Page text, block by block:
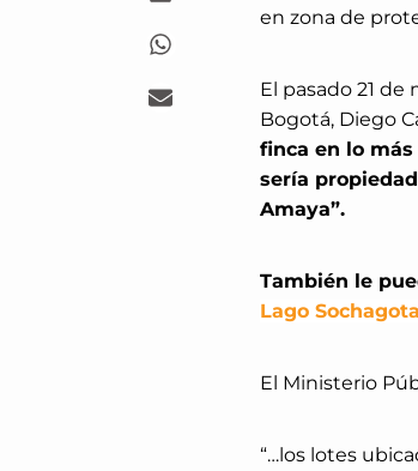
en zona de
El pasado 21
Bogotá, Diego
finca en lo
sería
Amaya”.
También le
Lago
El Ministerio
“…los lotes